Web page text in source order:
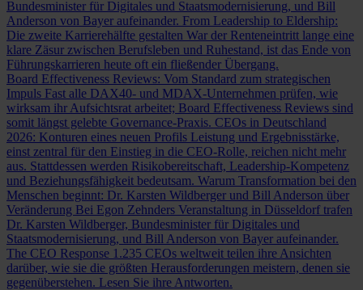
Bundesminister für Digitales und Staatsmodernisierung, und Bill
Anderson von Bayer aufeinander. From Leadership to Eldership:
Die zweite Karrierehälfte gestalten War der Renteneintritt lange eine
klare Zäsur zwischen Berufsleben und Ruhestand, ist das Ende von
Führungskarrieren heute oft ein fließender Übergang.
Board Effectiveness Reviews: Vom Standard zum strategischen
Impuls Fast alle DAX40- und MDAX-Unternehmen prüfen, wie
wirksam ihr Aufsichtsrat arbeitet; Board Effectiveness Reviews sind
somit längst gelebte Governance-Praxis. CEOs in Deutschland
2026: Konturen eines neuen Profils Leistung und Ergebnisstärke,
einst zentral für den Einstieg in die CEO-Rolle, reichen nicht mehr
aus. Stattdessen werden Risikobereitschaft, Leadership-Kompetenz
und Beziehungsfähigkeit bedeutsam. Warum Transformation bei den
Menschen beginnt: Dr. Karsten Wildberger und Bill Anderson über
Veränderung Bei Egon Zehnders Veranstaltung in Düsseldorf trafen
Dr. Karsten Wildberger, Bundesminister für Digitales und
Staatsmodernisierung, und Bill Anderson von Bayer aufeinander.
The CEO Response 1.235 CEOs weltweit teilen ihre Ansichten
darüber, wie sie die größten Herausforderungen meistern, denen sie
gegenüberstehen. Lesen Sie ihre Antworten.